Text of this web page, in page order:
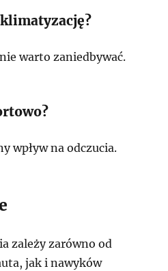
warto zaniedbywać.
wpływ na odczucia.
zależy zarówno od
jak i nawyków